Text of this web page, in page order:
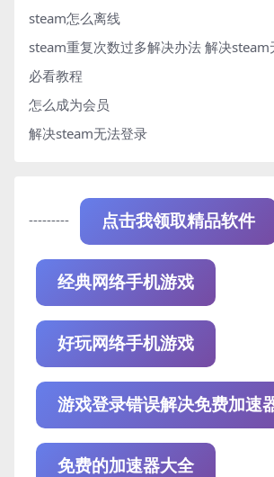
steam怎么离线
steam重复次数过多解决办法 解决steam
必看教程
怎么成为会员
解决steam无法登录
--------- 点击我领取精品软件
经典网络手机游戏
好玩网络手机游戏
游戏登录错误解决免费加速
免费的加速器大全